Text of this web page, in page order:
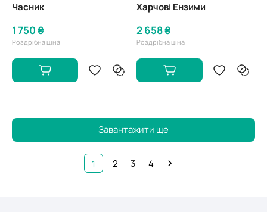
Часник
1 750 ₴
Роздрібна ціна
Харчові Ензими
2 658 ₴
Роздрібна ціна
Завантажити ще
1 2 3 4